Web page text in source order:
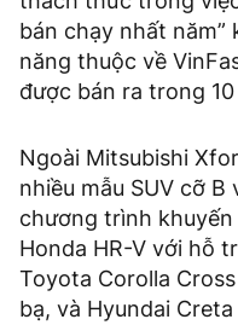
bán chạy nhất năm”
năng thuộc về
được bán ra trong
Ngoài Mitsubishi
nhiều mẫu SUV cỡ
chương trình
Honda HR-V với hỗ
Toyota Corolla
bạ, và Hyundai